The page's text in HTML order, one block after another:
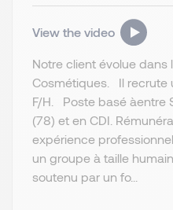
View the video
Notre client évolue dans
Cosmétiques. Il recrute
F/H. Poste basé àentre
(78) et en CDI.
expérience
un groupe à taille
soutenu par un fo...